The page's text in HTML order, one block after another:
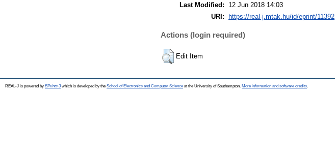
Last Modified:
12 Jun 2018 14:03
URI: https://real-j.mtak.hu/id/eprint/11392
Actions (login required)
Edit Item
REAL-J is powered by EPrints 3which is developed by the School of Electronics and Computer Science at the University of Southampton. More information and software credits